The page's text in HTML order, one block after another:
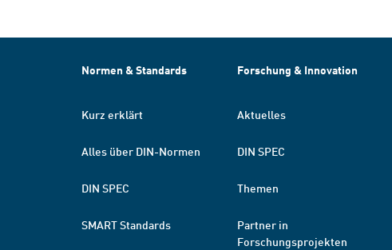
Normen & Standards
Kurz erklärt
Alles über DIN-Normen
DIN SPEC
SMART Standards
Forschung & Innovation
Aktuelles
DIN SPEC
Themen
Partner in
Forschungsprojekten